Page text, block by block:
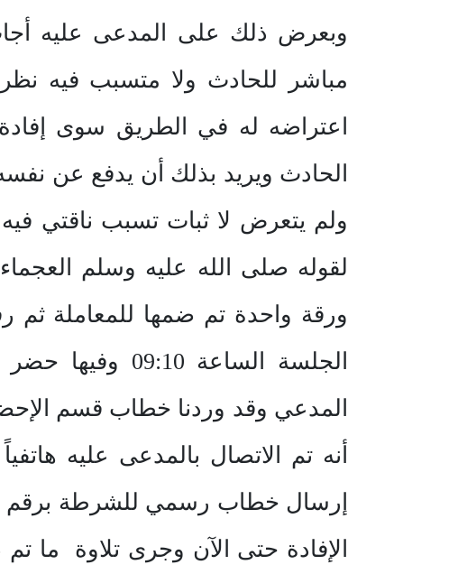
وبعرض ذلك على المدعى عليه
مباشر للحادث ولا متسبب فيه
اعتراضه له في الطريق سوى
الحادث ويريد بذلك أن يدفع عن
ولم يتعرض لا ثبات تسبب ناقتي
لقوله صلى الله عليه وسلم
الجلسة
أنه تم الاتصال بالمدعى عليه
الإفادة حتى الآن وجرى تلاوة